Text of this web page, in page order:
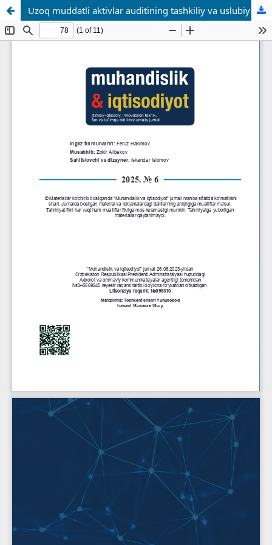
Uzoq muddatli aktivlar auditining tashkiliy va uslubiy jihatlarini takomillashtirish